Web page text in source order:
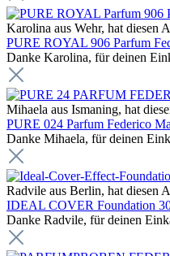
Karolina aus Wehr, hat diesen
PURE ROYAL 906 Parfum
Danke Karolina, für deinen
Mihaela aus Ismaning, hat
PURE 024 Parfum Federico
Danke Mihaela, für deinen
Radvile aus Berlin, hat diesen
IDEAL COVER Foundation
Danke Radvile, für deinen